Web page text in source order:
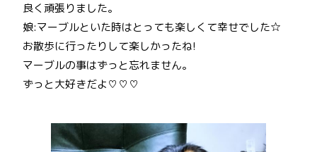
良く頑張りました。
娘:マーブルといた時はとっても楽しくて幸せでした☆
お散歩に行ったりして楽しかったね!
マーブルの事はずっと忘れません。
ずっと大好きだよ♡♡♡